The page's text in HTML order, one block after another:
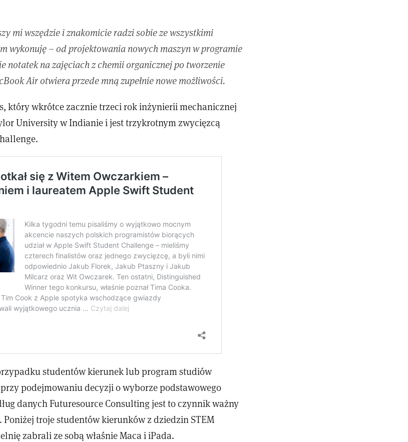
mi wszędzie i znakomicie radzi sobie ze wszystkimi
wykonuję – od projektowania nowych maszyn w programie
notatek na zajęciach z chemii organicznej po tworzenie
Air otwiera przede mną zupełnie nowe możliwości.
który wkrótce zacznie trzeci rok inżynierii mechanicznej
University w Indianie i jest trzykrotnym zwycięzcą
studentów kierunek lub program studiów
podejmowaniu decyzji o wyborze podstawowego
danych Futuresource Consulting jest to czynnik ważny
troje studentów kierunków z dziedzin STEM
zabrali ze sobą właśnie Maca i iPada.